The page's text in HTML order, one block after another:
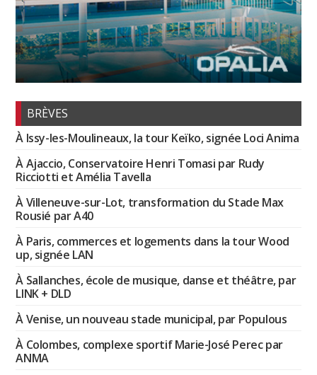
BRÈVES
À Issy-les-Moulineaux, la tour Keïko, signée Loci Anima
À Ajaccio, Conservatoire Henri Tomasi par Rudy
Ricciotti et Amélia Tavella
À Villeneuve-sur-Lot, transformation du Stade Max
Rousié par A40
À Paris, commerces et logements dans la tour Wood
up, signée LAN
À Sallanches, école de musique, danse et théâtre, par
LINK + DLD
À Venise, un nouveau stade municipal, par Populous
À Colombes, complexe sportif Marie-José Perec par
ANMA